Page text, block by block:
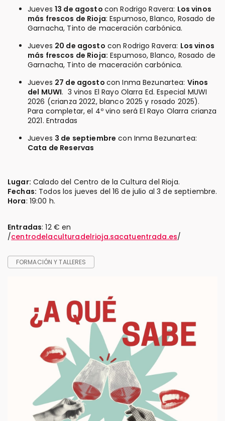
Jueves 13 de agosto con Rodrigo Ravera: Los vinos
más frescos de Rioja: Espumoso, Blanco, Rosado de
Garnacha, Tinto de maceración carbónica.
Jueves 20 de agosto con Rodrigo Ravera: Los vinos
más frescos de Rioja: Espumoso, Blanco, Rosado de
Garnacha, Tinto de maceración carbónica.
Jueves 27 de agosto con Inma Bezunartea: Vinos
del MUWI. 3 vinos El Rayo Olarra Ed. Especial MUWI
2026 (crianza 2022, blanco 2025 y rosado 2025).
Para completar, el 4º vino será El Rayo Olarra crianza
2021. Entradas
Jueves 3 de septiembre con Inma Bezunartea:
Cata de Reservas
Lugar: Calado del Centro de la Cultura del Rioja.
Fechas: Todos los jueves del 16 de julio al 3 de septiembre.
Hora: 19:00 h.
Entradas: 12 € en
/centrodelaculturadelrioja.sacatuentrada.es/
FORMACIÓN Y TALLERES